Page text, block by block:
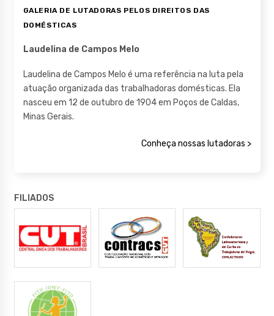
GALERIA DE LUTADORAS PELOS DIREITOS DAS
DOMÉSTICAS
Laudelina de Campos Melo
Laudelina de Campos Melo é uma referência na luta pela
atuação organizada das trabalhadoras domésticas. Ela
nasceu em 12 de outubro de 1904 em Poços de Caldas,
Minas Gerais.
Conheça nossas lutadoras >
FILIADOS